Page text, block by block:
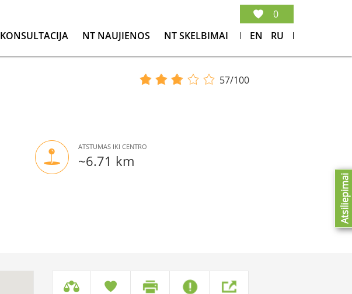
KONSULTACIJA NT NAUJIENOS NT SKELBIMAI EN RU
0
57/100
ATSTUMAS IKI CENTRO
~6.71 km
Atsiliepimai